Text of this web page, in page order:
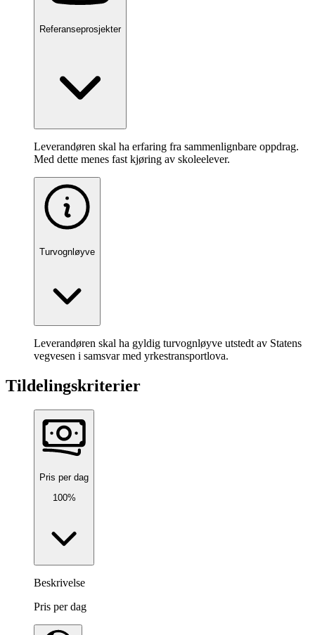
Referanseprosjekter
Leverandøren skal ha erfaring fra sammenlignbare oppdrag.
Med dette menes fast kjøring av skoleelever.
Turvognløyve
Leverandøren skal ha gyldig turvognløyve utstedt av Statens
vegvesen i samsvar med yrkestransportlova.
Tildelingskriterier
Pris per dag
100%
Beskrivelse
Pris per dag